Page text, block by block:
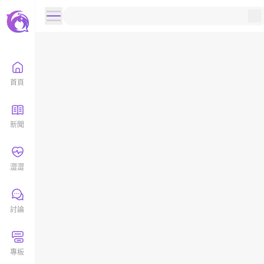
首頁
新聞
澀澀
討論
專板